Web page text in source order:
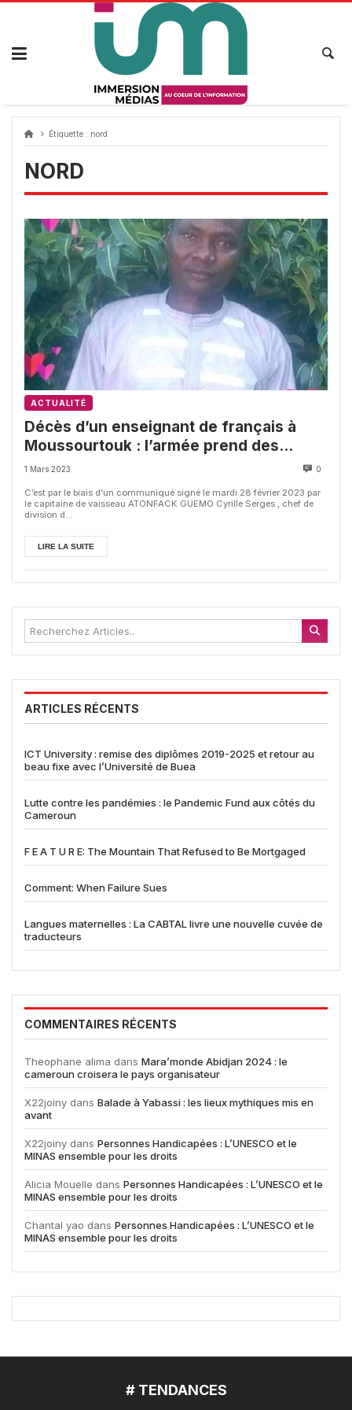
Passer
Étiquette : nord
NORD
ACTUALITÉ
Décès d’un enseignant de français à
Moussourtouk : l’armée prend des
mesures en l’encontre de son élément
1 Mars 2023 0
C’est par le biais d’un communiqué signé le mardi 28 février 2023 par
le capitaine de vaisseau ATONFACK GUEMO Cyrille Serges , chef de
division d...
LIRE LA SUITE
ARTICLES RÉCENTS
ICT University : remise des diplômes 2019-2025 et retour au
beau fixe avec l’Université de Buea
Lutte contre les pandémies : le Pandemic Fund aux côtés du
Cameroun
F E A T U R E: The Mountain That Refused to Be Mortgaged
Comment: When Failure Sues
Langues maternelles : La CABTAL livre une nouvelle cuvée de
traducteurs
COMMENTAIRES RÉCENTS
Theophane alima dans Mara’monde Abidjan 2024 : le
cameroun croisera le pays organisateur
X22joiny dans Balade à Yabassi : les lieux mythiques mis en
avant
X22joiny dans Personnes Handicapées : L’UNESCO et le
MINAS ensemble pour les droits
Alicia Mouelle dans Personnes Handicapées : L’UNESCO et le
MINAS ensemble pour les droits
Chantal yao dans Personnes Handicapées : L’UNESCO et le
MINAS ensemble pour les droits
# TENDANCES